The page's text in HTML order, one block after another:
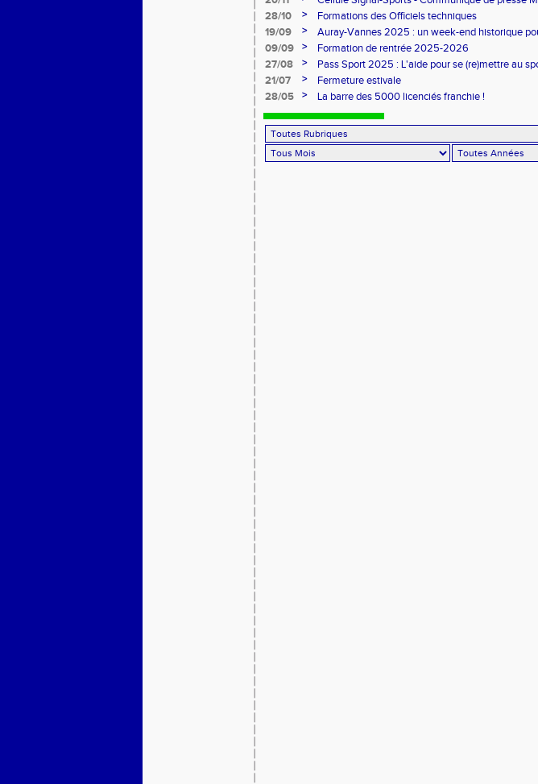
Sports
28/10 >
Formations des Officiels techniques
19/09
>
Auray-Vannes 2025 : un week-end historique
marathon breton
09/09 >
Formation de rentrée 2025-2026
27/08
>
Pass Sport 2025 : L'aide pour se (re)mettre au
21/07
>
Fermeture estivale
28/05
> La barre des 5000 licenciés franchie !